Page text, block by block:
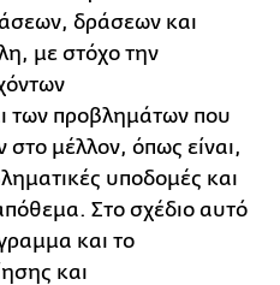
δράσεων και
με στόχο την
των προβλημάτων που
μέλλον, όπως είναι,
υποδομές και
Στο σχέδιο αυτό
και το
και